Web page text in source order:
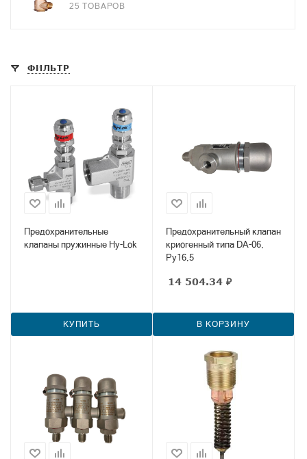
25 ТОВАРОВ
ФИЛЬТР
Предохранительные
клапаны пружинные Hy-Lok
КУПИТЬ
Предохранительный клапан
криогенный типа DA-06,
Ру16,5
14 504.34 ₽
В КОРЗИНУ